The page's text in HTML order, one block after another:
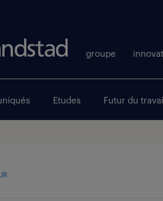
groupe
Études Futur du travail